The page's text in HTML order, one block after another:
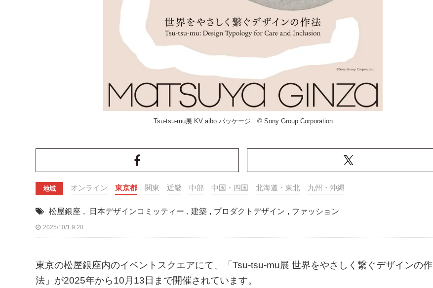
Tsu-tsu-mu展 KV aibo パッケージ © Sony Group Corporation
地域 オンライン 東京都 関東 近畿 中部 中国・四国 北海道・東北 九州・沖縄
松屋銀座 , 日本デザインコミッティー , 建築 , プロダクトデザイン , ファッション
2025/10/1 9:20
東京の松屋銀座内のイベントスクエアにて、「Tsu-tsu-mu展 世界をやさしく繋ぐデザインの作
法」が2025年から10月13日まで開催されています。